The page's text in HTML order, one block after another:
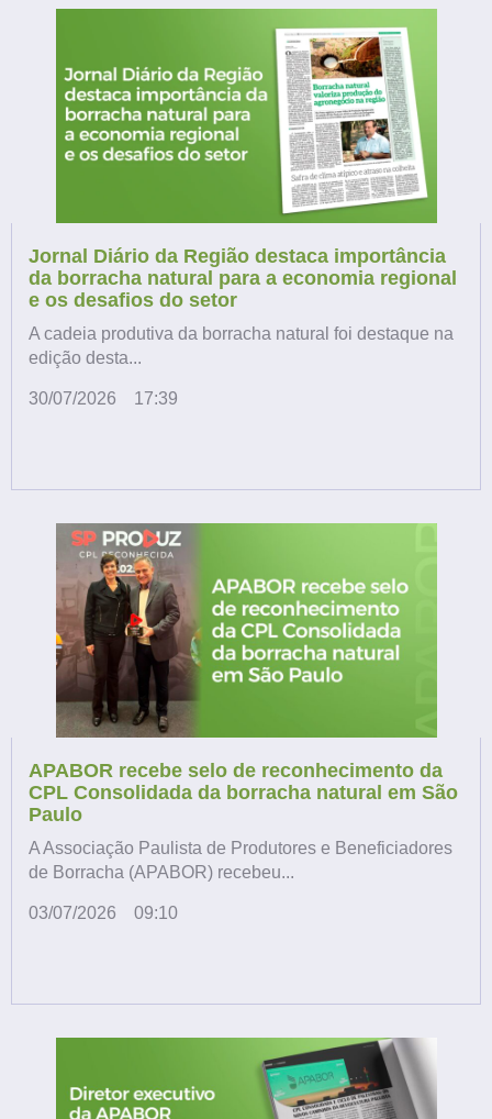
Jornal Diário da Região destaca importância
da borracha natural para a economia regional
e os desafios do setor
A cadeia produtiva da borracha natural foi destaque na
edição desta...
30/07/2026 17:39
APABOR recebe selo de reconhecimento da
CPL Consolidada da borracha natural em São
Paulo
A Associação Paulista de Produtores e Beneficiadores
de Borracha (APABOR) recebeu...
03/07/2026 09:10